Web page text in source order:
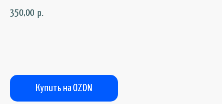
350,00 р.
Купить на OZON